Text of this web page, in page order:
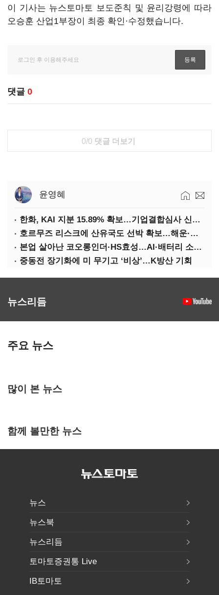
이 기사는 뉴스토마토 보도준칙 및 윤리강령에 따라
오승훈 산업1부장이 최종 확인·수정했습니다.
댓글 0
0/0 댓글 더보기
윤영혜
한화, KAI 지분 15.89% 확보…기업결합심사 신청 예정
호르무즈 리스크에 산유국도 선박 확보…해운·조선 ‘기회’
본업 살아난 코오롱인더·HS효성…AI·배터리 소재로 보폭 확대
중동전 장기화에 미 무기고 ‘비상’…K방산 기회
뉴스리듬
주요 뉴스
많이 본 뉴스
함께 볼만한 뉴스
뉴스
뉴스북
뉴스리듬
토마토증권통 Live
IB토마토